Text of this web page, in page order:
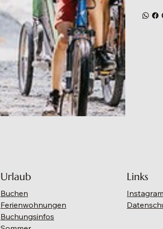
Links
Instagram
Urlaub
Buchen
Ferienwohnungen
Buchungsinfos